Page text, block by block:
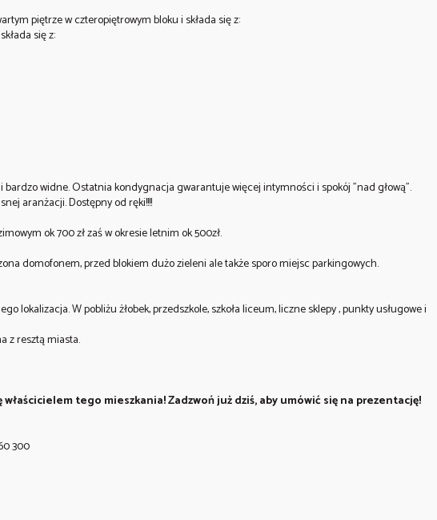
piętrze w czteropiętrowym bloku i składa się z:
się z:
widne. Ostatnia kondygnacja gwarantuje więcej intymności i spokój "nad głową".
aranżacji. Dostępny od ręki!!!!
ok 700 zł zaś w okresie letnim ok 500zł.
domofonem, przed blokiem dużo zieleni ale także sporo miejsc parkingowych.
lokalizacja. W pobliżu żłobek, przedszkole, szkoła liceum, liczne sklepy , punkty usługowe i
z resztą miasta.
tego mieszkania! Zadzwoń już dziś, aby umówić się na prezentację!
300